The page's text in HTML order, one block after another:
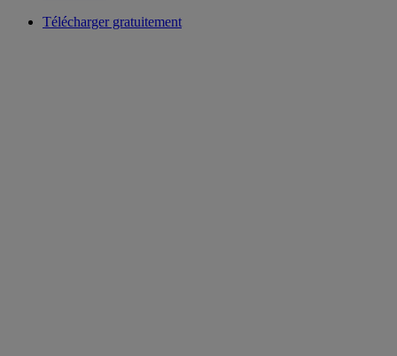
Télécharger gratuitement